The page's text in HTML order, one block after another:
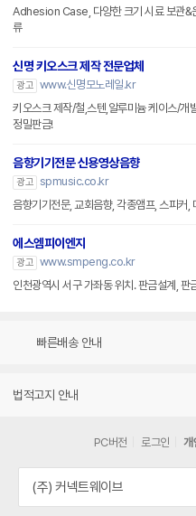
Adhesion Case, 다양한 크기 시료 보관&
류
신명 키오스크 제작 전문업체
광고 www.신명모노레일.kr
키오스크 제작/철,스텐,알루미늄 케이스/개
정밀판금!
음향기기전문 신용영상음향
광고 spmusic.co.kr
음향기기전문, 교회음향, 각종앰프, 스피커,
에스엠피이엔지
광고 www.smpeng.co.kr
인천광역시 서구 가좌동 위치. 판금설계, 판
빠른배송 안내
법적고지 안내
PC버전 로그인 개
(주) 커넥트웨이브